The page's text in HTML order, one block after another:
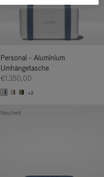
Personal - Aluminium
Umhängetasche
€1.350,00
+2
Neuheit